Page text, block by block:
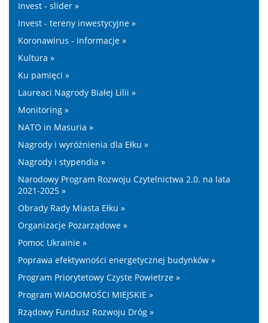
Invest - slider »
Invest - tereny inwestycyjne »
Koronawirus - informacje »
Kultura »
Ku pamięci »
Laureaci Nagrody Białej Lilii »
Monitoring »
NATO in Masuria »
Nagrody i wyróżnienia dla Ełku »
Nagrody i stypendia »
Narodowy Program Rozwoju Czytelnictwa 2.0. na lata
2021-2025 »
Obrady Rady Miasta Ełku »
Organizacje Pozarządowe »
Pomoc Ukrainie »
Poprawa efektywności energetycznej budynków »
Program Priorytetowy Czyste Powietrze »
Program WIADOMOŚCI MIEJSKIE »
Rządowy Fundusz Rozwoju Dróg »